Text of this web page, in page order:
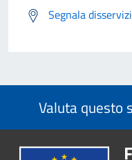
Segnala
Valuta questo